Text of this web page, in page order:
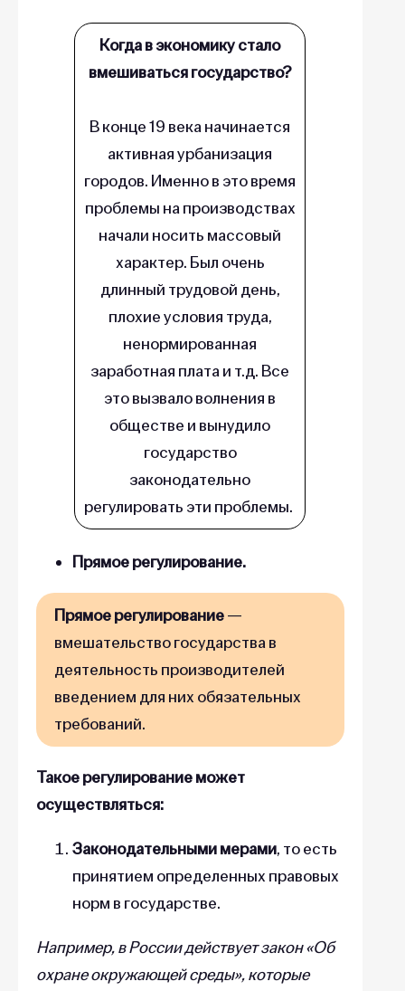
Когда в экономику стало
вмешиваться государство?
В конце 19 века начинается
активная урбанизация
городов. Именно в это время
проблемы на производствах
начали носить массовый
характер. Был очень
длинный трудовой день,
плохие условия труда,
ненормированная
заработная плата и т.д. Все
это вызвало волнения в
обществе и вынудило
государство
законодательно
регулировать эти проблемы.
Прямое регулирование.
Прямое регулирование—
вмешательство государства в
деятельность производителей
введением для них обязательных
требований.
Такое регулирование может
осуществляться:
Законодательными мерами, то есть
принятием определенных правовых
норм в государстве.
Например, в России действует закон «Об
охране окружающей среды», которые